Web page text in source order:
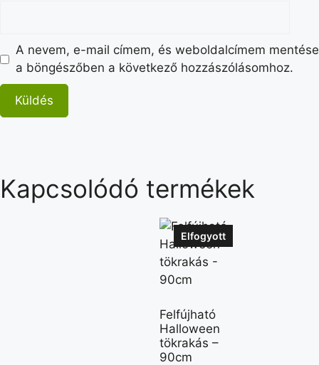
A nevem, e-mail címem, és weboldalcímem mentése
a böngészőben a következő hozzászólásomhoz.
Kapcsolódó termékek
Elfogyott
Felfújható
Halloween
tökrakás –
90cm